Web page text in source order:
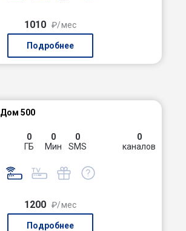
1010 ₽/мес
Подробнее
Дом 500
0
ГБ
0
Мин
0
SMS
0
каналов
1200 ₽/мес
Подробнее